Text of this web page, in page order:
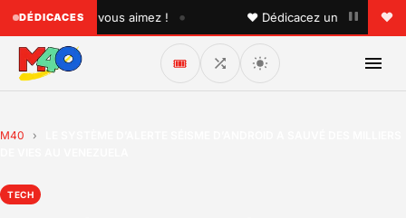
DÉDICACESque vous aimez ! • ♥ Dédicacez un titre à vos
🎟️
M40 ›
TECH